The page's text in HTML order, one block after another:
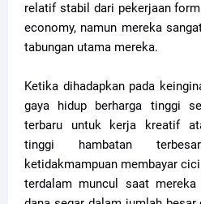
relatif stabil dari pekerjaan
economy, namun mereka
tabungan utama mereka.
Ketika dihadapkan pada
gaya hidup berharga tinggi
terbaru untuk kerja kreatif
tinggi hambatan
ketidakmampuan membayar
terdalam muncul saat mereka